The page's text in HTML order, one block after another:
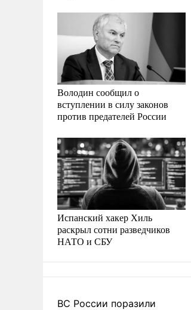
Володин сообщил о
вступлении в силу законов
против предателей России
Испанский хакер Хиль
раскрыл сотни разведчиков
НАТО и СБУ
ВС России поразили